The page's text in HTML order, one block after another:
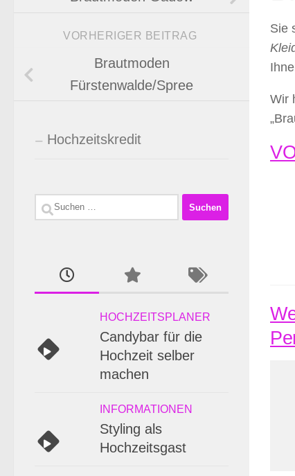
Sie
Wir
VORHERIGER BEITRAG
Brautmoden
Fürstenwalde/Spree
Hochzeitskredit
Suchen
HOCHZEITSPLANER
Candybar für die
Hochzeit selber
machen
INFORMATIONEN
Styling als
Hochzeitsgast